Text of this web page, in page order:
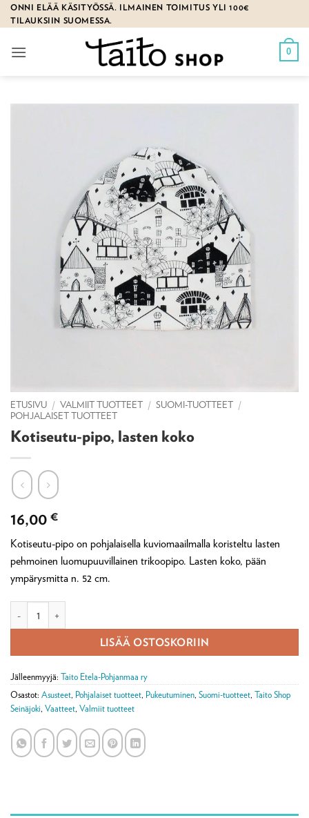
Skip
to
ONNI ELÄÄ KÄSITYÖSSÄ. ILMAINEN TOIMITUS YLI 100€
TILAUKSIIN SUOMESSA.
0
ETUSIVU / VALMIIT TUOTTEET / SUOMI-TUOTTEET /
POHJALAISET TUOTTEET
Kotiseutu-pipo, lasten koko
16,00 €
Kotiseutu-pipo on pohjalaisella kuviomaailmalla koristeltu lasten
pehmoinen luomupuuvillainen trikoopipo. Lasten koko, pään
ympärysmitta n. 52 cm.
LISÄÄ OSTOSKORIIN
Jälleenmyyjä: Taito Etela-Pohjanmaa ry
Osastot: Asusteet, Pohjalaiset tuotteet, Pukeutuminen, Suomi-tuotteet, Taito Shop
Seinäjoki, Vaatteet, Valmiit tuotteet